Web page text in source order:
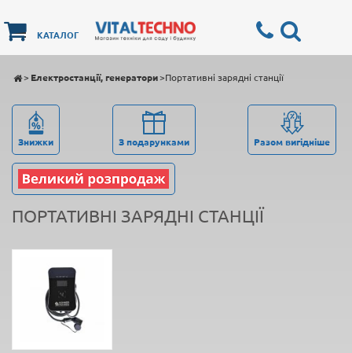
КАТАЛОГ
Електростанції, генератори
> Портативні зарядні станції
>
Знижки З подарунками Разом вигідніше
ПОРТАТИВНІ ЗАРЯДНІ СТАНЦІЇ